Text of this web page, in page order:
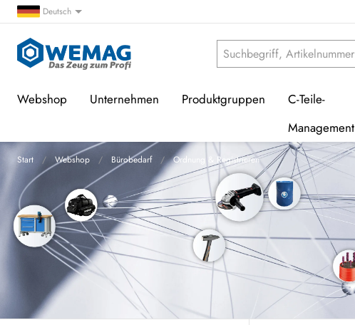
Deutsch
Webshop Unternehmen Produktgruppen
C-Teile-
Management
Start Webshop Bürobedarf Ordnung & Registrieren